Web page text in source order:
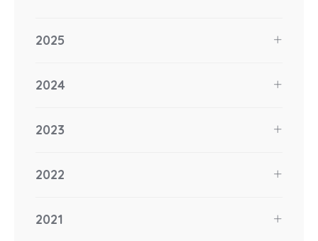
2025
2024
2023
2022
2021